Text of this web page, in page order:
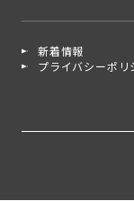
新着情報
プライバシーポリ